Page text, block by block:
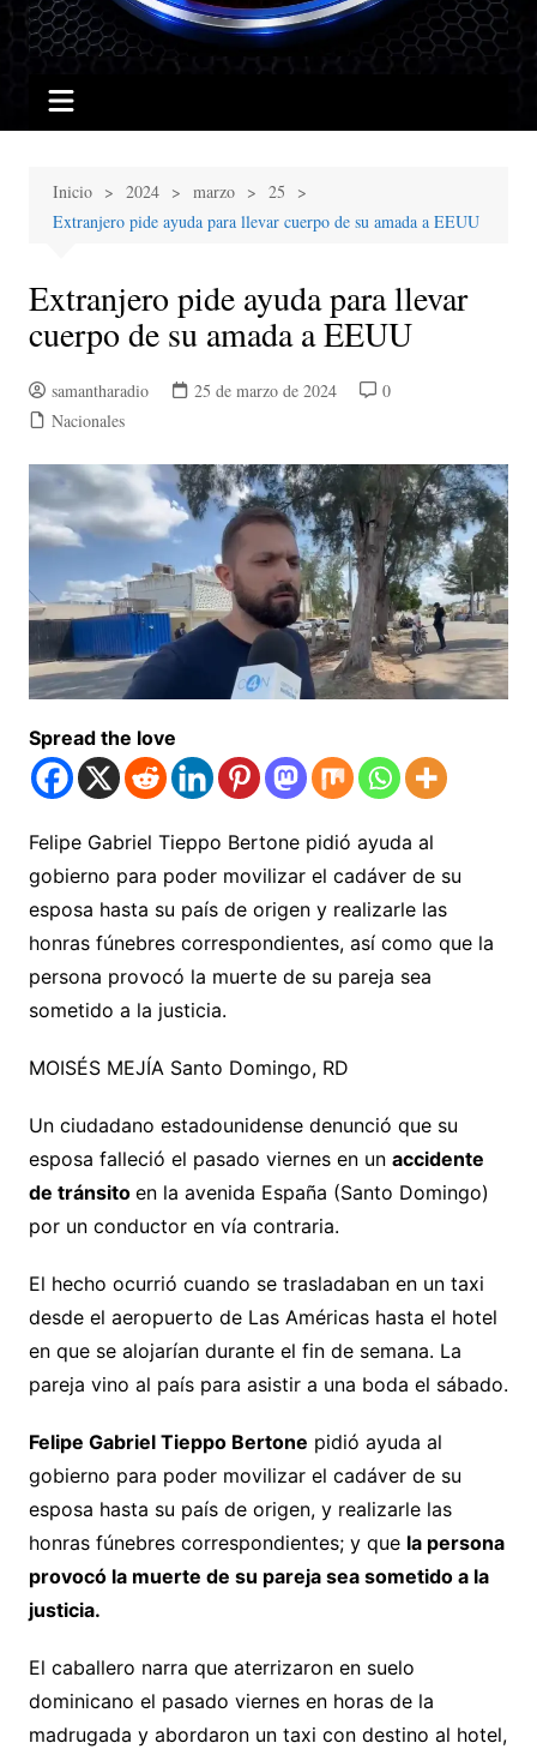
Inicio 2024 marzo
25
Extranjero pide ayuda para llevar cuerpo de su amada a EEUU
Extranjero pide ayuda para llevar
cuerpo de su amada a EEUU
samantharadio 25 de marzo de 2024
0
Nacionales
Spread the love
Felipe Gabriel Tieppo Bertone pidió ayuda al
gobierno para poder movilizar el cadáver de su
esposa hasta su país de origen y realizarle las
honras fúnebres correspondientes, así como que la
persona provocó la muerte de su pareja sea
sometido a la justicia.
MOISÉS MEJÍA Santo Domingo, RD
Un ciudadano estadounidense denunció que su
esposa falleció el pasado viernes en un accidente
de tránsito en la avenida España (Santo Domingo)
por un conductor en vía contraria.
El hecho ocurrió cuando se trasladaban en un taxi
desde el aeropuerto de Las Américas hasta el hotel
en que se alojarían durante el fin de semana. La
pareja vino al país para asistir a una boda el sábado.
Felipe Gabriel Tieppo Bertone pidió ayuda al
gobierno para poder movilizar el cadáver de su
esposa hasta su país de origen, y realizarle las
honras fúnebres correspondientes; y que la persona
provocó la muerte de su pareja sea sometido a la
justicia.
El caballero narra que aterrizaron en suelo
dominicano el pasado viernes en horas de la
madrugada y abordaron un taxi con destino al hotel,